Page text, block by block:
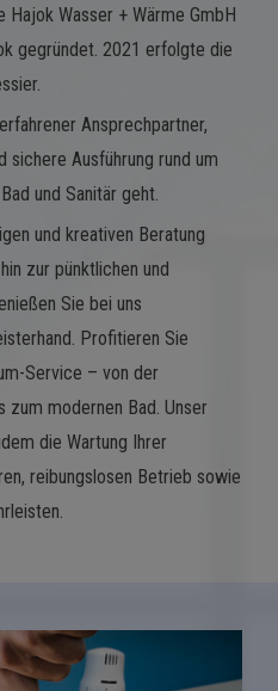
Hajok Wasser + Wärme GmbH
gegründet. 2021 erfolgte die
Ansprechpartner,
sichere Ausführung rund um
und Sanitär geht.
und kreativen Beratung
zur pünktlichen und
Sie bei uns
Profitieren Sie
Service – von der
modernen Bad. Unser
die Wartung Ihrer
reibungslosen Betrieb sowie